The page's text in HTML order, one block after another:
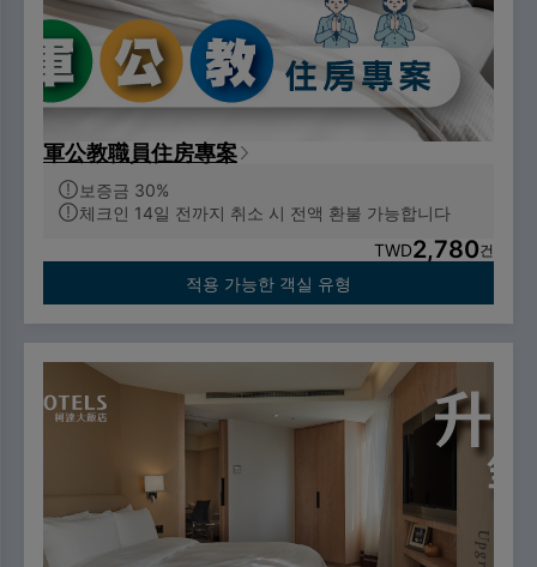
軍公教職員住房專案
보증금 30%
체크인 14일 전까지 취소 시 전액 환불 가능합니다
TWD2,780건
적용 가능한 객실 유형